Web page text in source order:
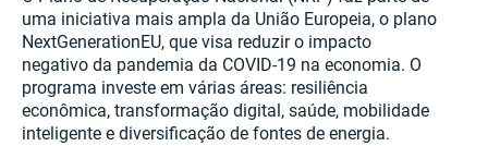
uma iniciativa mais ampla da União Europeia, o plano
NextGenerationEU, que visa reduzir o impacto
negativo da pandemia da COVID-19 na economia. O
programa investe em várias áreas: resiliência
econômica, transformação digital, saúde, mobilidade
inteligente e diversificação de fontes de energia.